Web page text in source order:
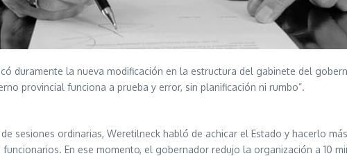
duramente la nueva modificación en la estructura del gabinete del
provincial funciona a prueba y error, sin planificación ni rumbo”.
sesiones ordinarias, Weretilneck habló de achicar el Estado y hacerlo
En ese momento, el gobernador redujo la organización a 10